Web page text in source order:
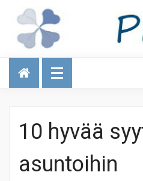
Talous
10 hyvää
asuntoihin